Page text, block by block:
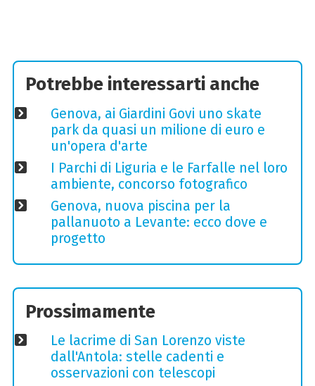
Potrebbe interessarti anche
Genova, ai Giardini Govi uno skate
park da quasi un milione di euro e
un'opera d'arte
I Parchi di Liguria e le Farfalle nel loro
ambiente, concorso fotografico
Genova, nuova piscina per la
pallanuoto a Levante: ecco dove e
progetto
Prossimamente
Le lacrime di San Lorenzo viste
dall'Antola: stelle cadenti e
osservazioni con telescopi